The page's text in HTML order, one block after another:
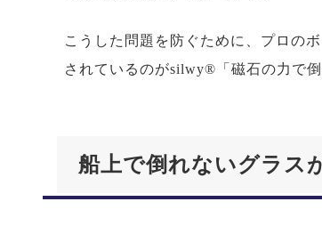
こうした問題を防ぐために、プロの
されているのがsilwy®「磁石の力で倒
船上で倒れないグラス